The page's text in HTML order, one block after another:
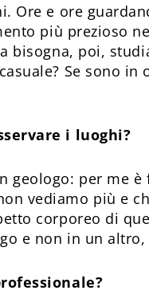
Ore e ore
più prezioso
bisogna, poi,
Se sono
i luoghi?
geologo: per me
vediamo più e
corporeo di
e non in un